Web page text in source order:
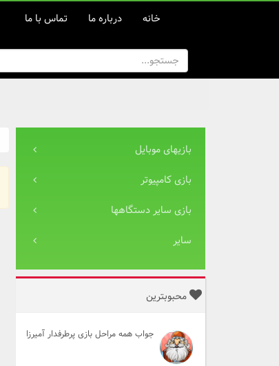
خانه درباره ما تماس با ما
بازیهای موبایل
بازی کامپیوتر
بازی سایر دستگاهها
سایر
محبوبترین
جواب همه مراحل بازی پرطرفدار آمیرزا